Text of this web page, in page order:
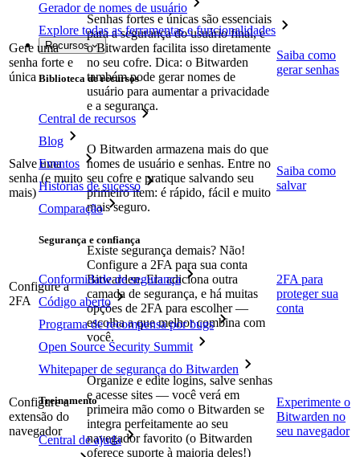
Gerador de nomes de usuário
Explore todas as ferramentas e funcionalidades
Recursos
Biblioteca de recursos
Central de recursos
Blog
Eventos
Histórias de sucesso
Comparação
Segurança e confiança
Conformidade de segurança
Código aberto
Programa de recompensa por bugs
Open Source Security Summit
Whitepaper de segurança do Bitwarden
Treinamento
Central de ajuda
Gere uma
senha forte e
única
Senhas fortes e únicas são essenciais
para a segurança do usuário final, e
o Bitwarden facilita isso diretamente
no seu cofre. Dica: o Bitwarden
também pode gerar nomes de
usuário para aumentar a privacidade
e a segurança.
Saiba como
gerar senhas
Salve uma
senha (e muito
mais)
O Bitwarden armazena mais do que
nomes de usuário e senhas. Entre no
seu cofre e pratique salvando seu
primeiro item: é rápido, fácil e muito
mais seguro.
Saiba como
salvar
Configure a
2FA
Existe segurança demais? Não!
Configure a 2FA para sua conta
Bitwarden. Ela adiciona outra
camada de segurança, e há muitas
opções de 2FA para escolher —
escolha a que melhor combina com
você.
2FA para
proteger sua
conta
Configure a
extensão do
navegador
Organize e edite logins, salve senhas
e acesse sites — você verá em
primeira mão como o Bitwarden se
integra perfeitamente ao seu
navegador favorito (o Bitwarden
oferece suporte à maioria deles!)
Experimente o
Bitwarden no
seu navegador